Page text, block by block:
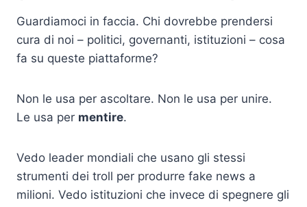
Guardiamoci in faccia. Chi dovrebbe prendersi
cura di noi – politici, governanti, istituzioni – cosa
fa su queste piattaforme?
Non le usa per ascoltare. Non le usa per unire.
Le usa per mentire.
Vedo leader mondiali che usano gli stessi
strumenti dei troll per produrre fake news a
milioni. Vedo istituzioni che invece di spegnere gli